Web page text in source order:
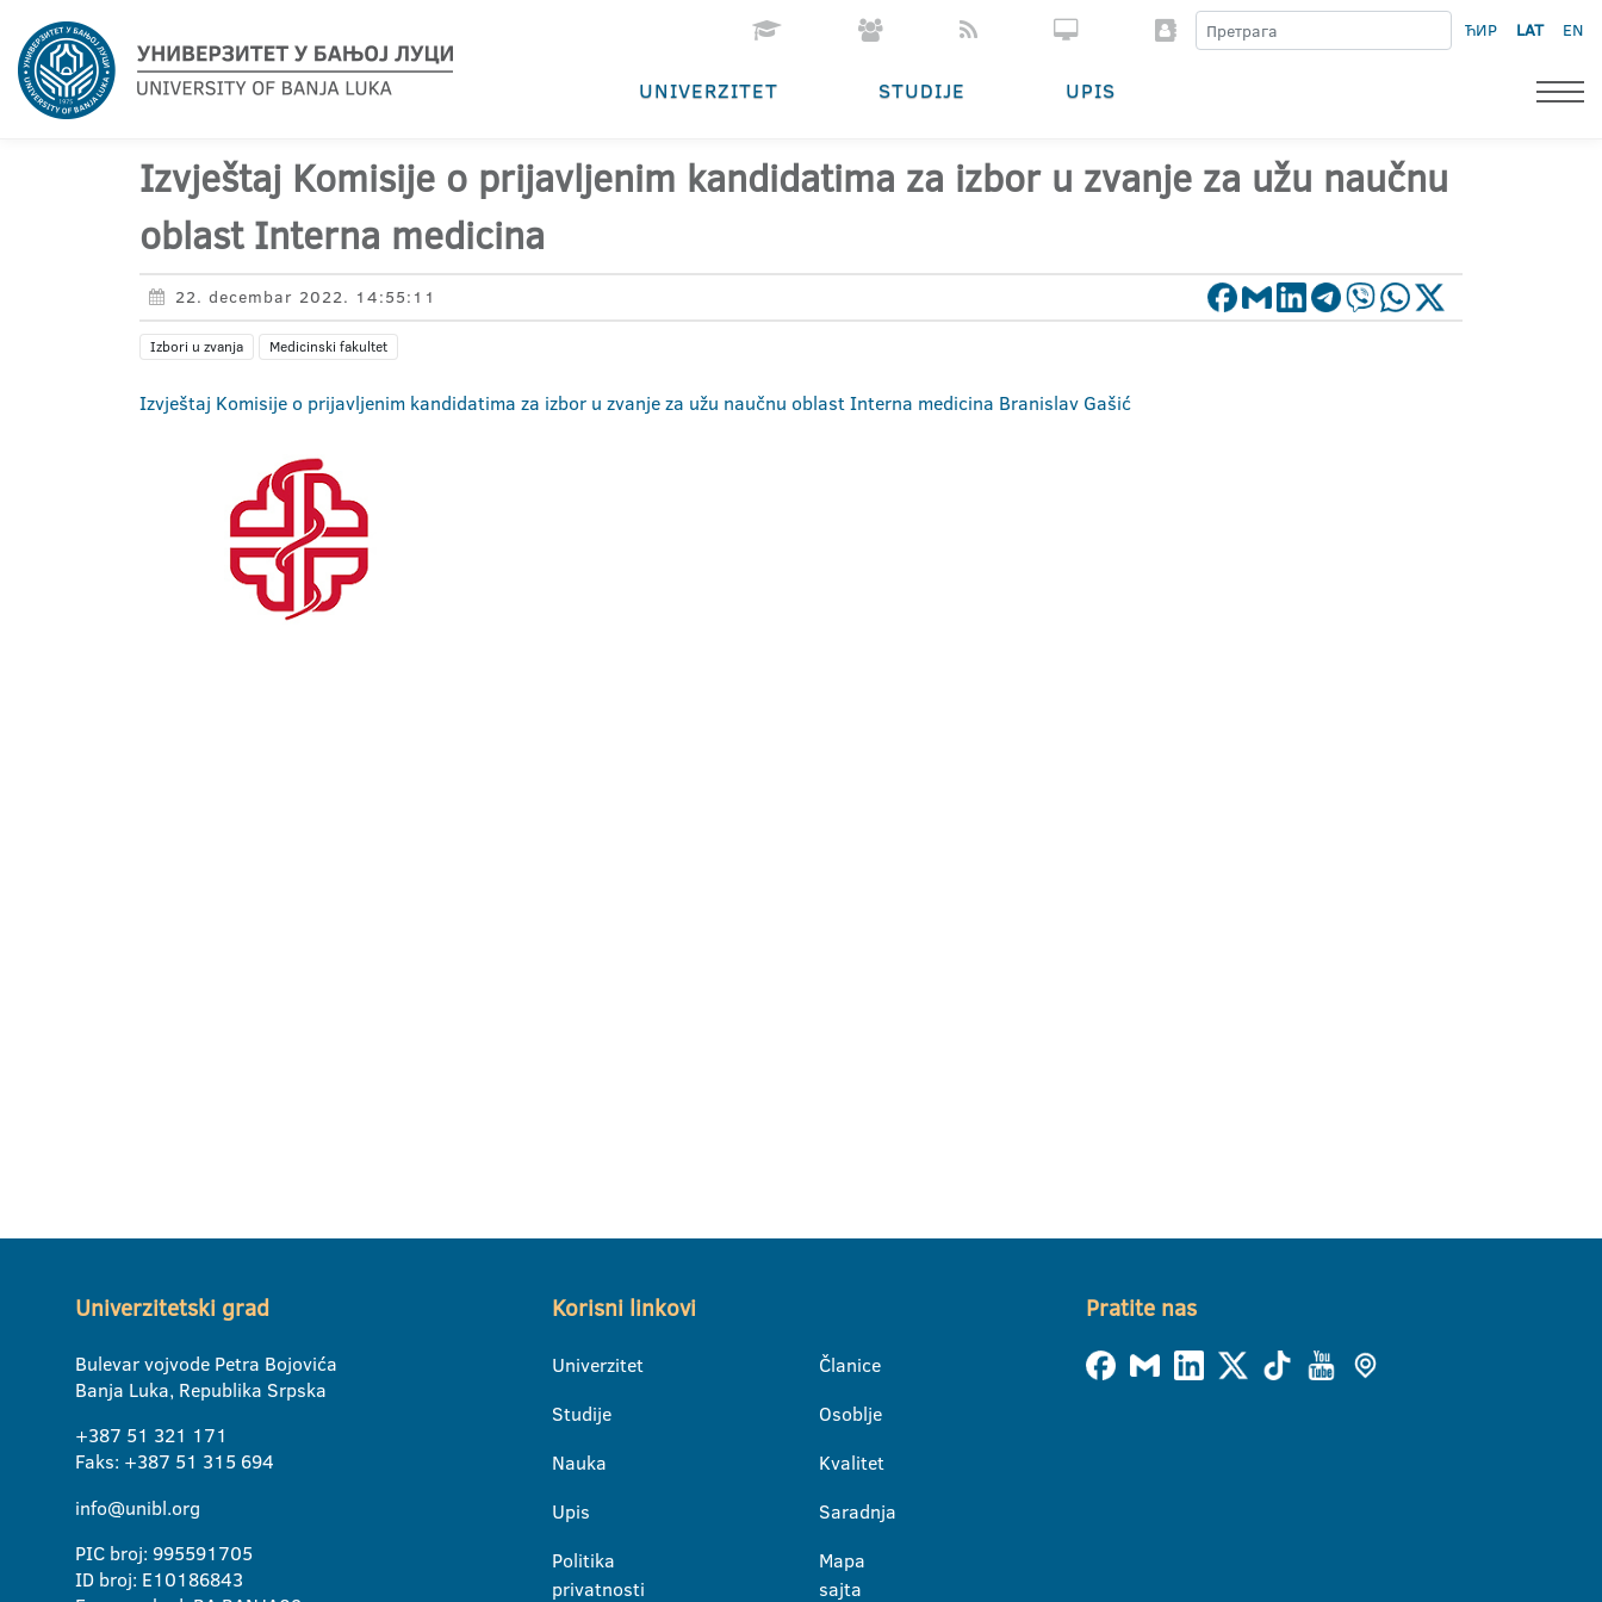
ЋИР LAT EN
UNIVERZITET STUDIJE UPIS
Izvještaj Komisije o prijavljenim kandidatima za izbor u zvanje za užu naučnu
oblast Interna medicina
22. decembar 2022. 14:55:11
Izbori u zvanja Medicinski fakultet
Izvještaj Komisije o prijavljenim kandidatima za izbor u zvanje za užu naučnu oblast Interna medicina Branislav Gašić
Univerzitetski grad
Bulevar vojvode Petra Bojovića
Banja Luka, Republika Srpska
+387 51 321 171
Faks: +387 51 315 694
info@unibl.org
PIC broj: 995591705
ID broj: E10186843
Korisni linkovi
Univerzitet
Studije
Nauka
Upis
Politika
privatnosti
Članice
Osoblje
Kvalitet
Saradnja
Mapa
sajta
Pratite nas